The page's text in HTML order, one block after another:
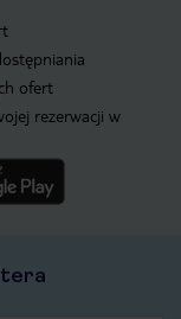
ofert
rezerwacji w